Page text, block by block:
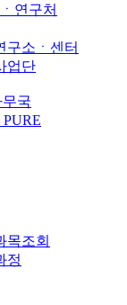
연구처
구소ㆍ센터
업단
국
목조회
정